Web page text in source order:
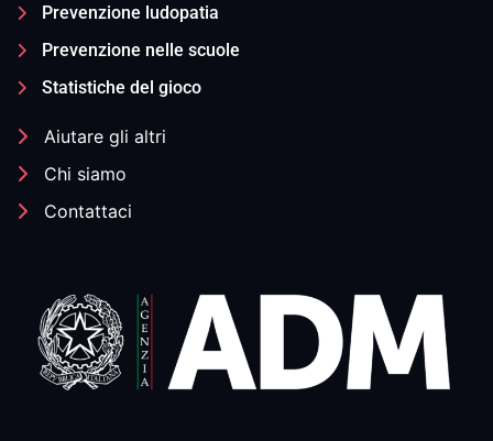
Prevenzione ludopatia
Prevenzione nelle scuole
Statistiche del gioco
Aiutare gli altri
Chi siamo
Contattaci